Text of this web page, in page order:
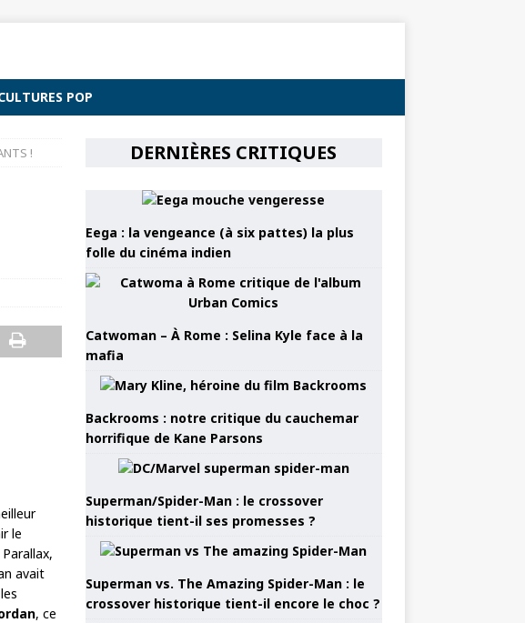
POP
!
le
avait
, ce
DERNIÈRES CRITIQUES
Eega : la vengeance (à six pattes) la plus
folle du cinéma indien
Catwoman – À Rome : Selina Kyle face à la
mafia
Backrooms : notre critique du cauchemar
horrifique de Kane Parsons
Superman/Spider-Man : le crossover
historique tient-il ses promesses ?
Superman vs. The Amazing Spider-Man : le
crossover historique tient-il encore le choc ?